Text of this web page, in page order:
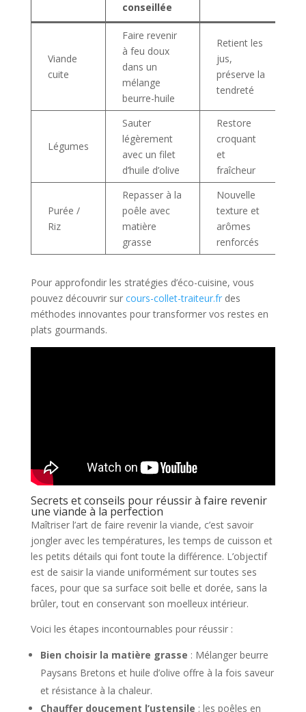
conseillée
Viande
cuite
Faire revenir
à feu doux
dans un
mélange
beurre-huile
Retient les
jus,
préserve la
tendreté
Légumes
Sauter
légèrement
avec un filet
d’huile d’olive
Restore
croquant
et
fraîcheur
Purée /
Riz
Repasser à la
poêle avec
matière
grasse
Nouvelle
texture et
arômes
renforcés
Pour approfondir les stratégies d’éco-cuisine, vous
pouvez découvrir sur cours-collet-traiteur.frdes
méthodes innovantes pour transformer vos restes en
plats gourmands.
Secrets et conseils pour réussir à faire revenir
une viande à la perfection
Maîtriser l’art de faire revenir la viande, c’est savoir
jongler avec les températures, les temps de cuisson et
les petits détails qui font toute la différence. L’objectif
est de saisir la viande uniformément sur toutes ses
faces, pour que sa surface soit belle et dorée, sans la
brûler, tout en conservant son moelleux intérieur.
Voici les étapes incontournables pour réussir :
Bien choisir la matière grasse : Mélanger beurre
Paysans Bretons et huile d’olive offre à la fois saveur
et résistance à la chaleur.
Chauffer doucement l’ustensile : les poêles en